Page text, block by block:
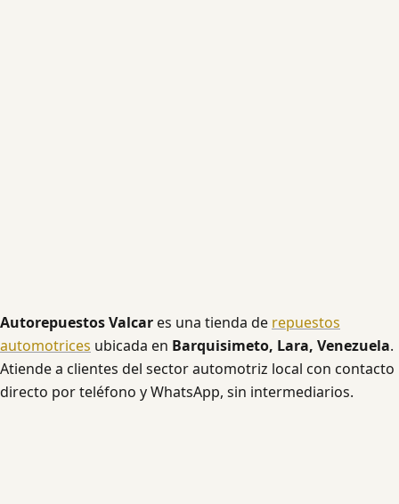
Autorepuestos Valcares una tienda de repuestos
automotrices ubicada en Barquisimeto, Lara, Venezuela.
Atiende a clientes del sector automotriz local con contacto
directo por teléfono y WhatsApp, sin intermediarios.